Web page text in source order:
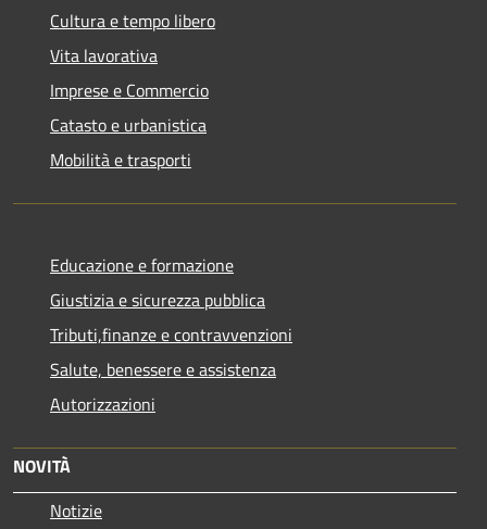
Cultura e tempo libero
Vita lavorativa
Imprese e Commercio
Catasto e urbanistica
Mobilità e trasporti
Educazione e formazione
Giustizia e sicurezza pubblica
Tributi,finanze e contravvenzioni
Salute, benessere e assistenza
Autorizzazioni
NOVITÀ
Notizie